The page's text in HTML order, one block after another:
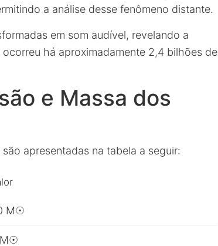
a análise desse fenômeno distante.
em som audível, revelando a
há aproximadamente 2,4 bilhões de
e Massa dos
apresentadas na tabela a seguir:
M☉